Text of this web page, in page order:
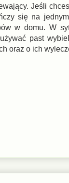
Jeśli
się na
w domu. W
past
oraz o ich